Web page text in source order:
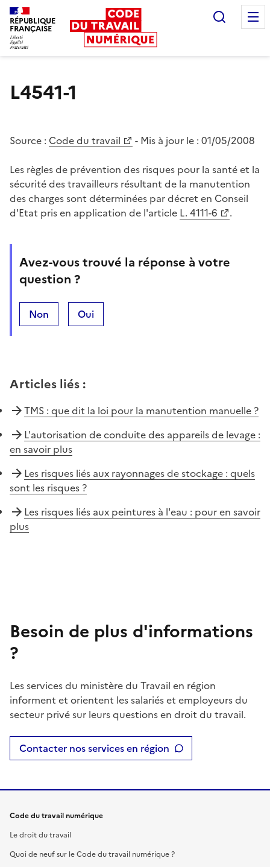
RÉPUBLIQUE
FRANÇAISE
L4541-1
Source : Code du travail - Mis à jour le : 01/05/2008
Les règles de prévention des risques pour la santé et la
sécurité des travailleurs résultant de la manutention
des charges sont déterminées par décret en Conseil
d'Etat pris en application de l'article L. 4111-6 .
Avez-vous trouvé la réponse à votre
question ?
Non Oui
Articles liés :
TMS : que dit la loi pour la manutention manuelle ?
L'autorisation de conduite des appareils de levage :
en savoir plus
Les risques liés aux rayonnages de stockage : quels
sont les risques ?
Les risques liés aux peintures à l'eau : pour en savoir
plus
Besoin de plus d'informations
?
Les services du ministère du Travail en région
informent et orientent les salariés et employeurs du
secteur privé sur leurs questions en droit du travail.
Contacter nos services en région
Code du travail numérique
Le droit du travail
Quoi de neuf sur le Code du travail numérique ?